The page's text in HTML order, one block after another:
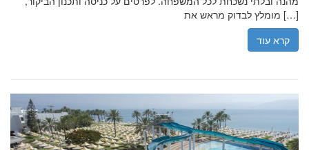
מומלץ לבדוק מראש את […]
קרא עוד